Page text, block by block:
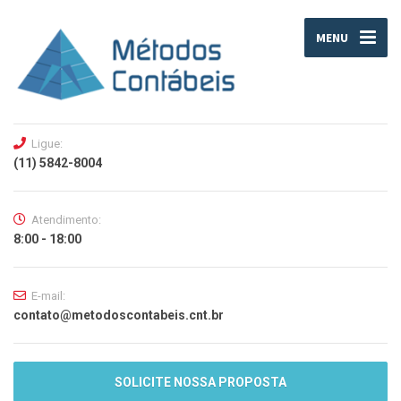
MENU
Ligue:
(11) 5842-8004
Atendimento:
8:00 - 18:00
E-mail:
contato@metodoscontabeis.cnt.br
SOLICITE NOSSA PROPOSTA